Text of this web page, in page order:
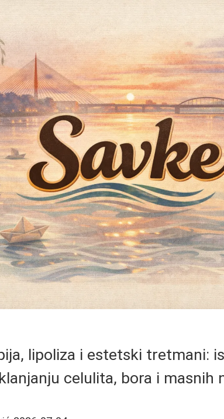
lipoliza i estetski tretmani:
celulita, bora i masnih